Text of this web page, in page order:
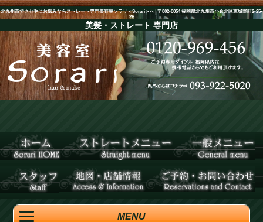
北九州市でクセ毛にお悩みならストレート専門美容室ソラリ＜Sorari＞へ│〒802-0054 福岡県北九州市小倉北区東城野町2-25-
2F
美髪・ストレート 専門店
MENU